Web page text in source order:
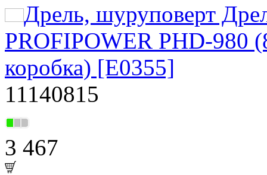
Дрель, шуруповерт
PROFIPOWER PHD-980
коробка) [E0355]
11140815
3 467